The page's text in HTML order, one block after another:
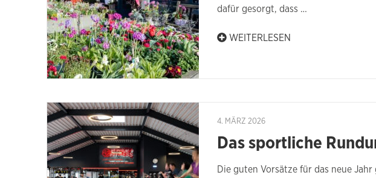
dafür gesorgt, dass …
WEITERLESEN
4. MÄRZ 2026
Das sportliche
Die guten Vorsätze für das neue